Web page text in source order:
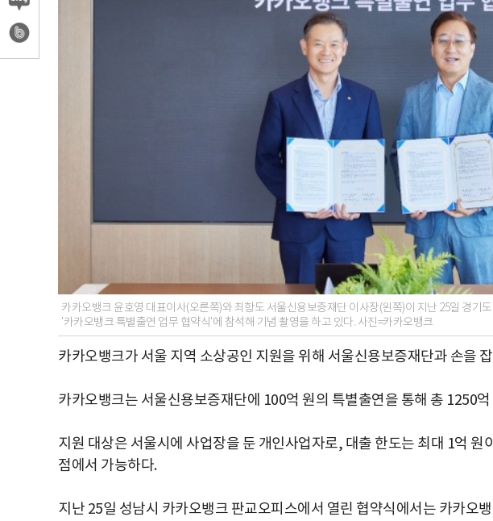
카카오뱅크 윤호영 대표이사(오른쪽)와 최항도 서울신용보증재단 이사장(왼쪽)이 지난 25일 경기
'카카오뱅크 특별출연 업무 협약식'에 참석해 기념 촬영을 하고 있다. 사진=카카오뱅크
카카오뱅크가 서울 지역 소상공인 지원을 위해 서울신용보증재단과 손을
카카오뱅크는 서울신용보증재단에 100억 원의 특별출연을 통해 총 1250
지원 대상은 서울시에 사업장을 둔 개인사업자로, 대출 한도는 최대 1억 원
점에서 가능하다.
지난 25일 성남시 카카오뱅크 판교오피스에서 열린 협약식에서는 카카오